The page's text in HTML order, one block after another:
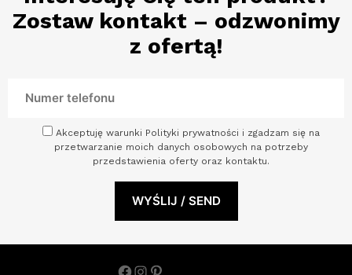
Zostaw kontakt – odzwonimy
z ofertą!
Akceptuję warunki Polityki prywatności i zgadzam się na
przetwarzanie moich danych osobowych na potrzeby
przedstawienia oferty oraz kontaktu.
Facebook Instagram Pinterest